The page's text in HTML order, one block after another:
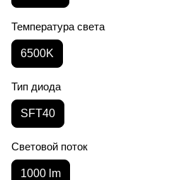
Температура света
6500K
Тип диода
SFT40
Световой поток
1000 lm